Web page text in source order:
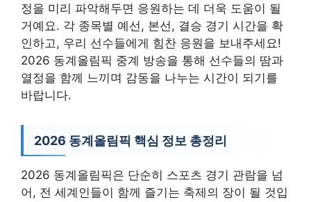
정을 미리 파악해두면 응원하는 데 더욱 도움이 될
거예요. 각 종목별 예선, 본선, 결승 경기 시간을 확
인하고, 우리 선수들에게 힘찬 응원을 보내주세요!
2026 동계올림픽 중계 방송을 통해 선수들의 땀과
열정을 함께 느끼며 감동을 나누는 시간이 되기를
바랍니다.
2026 동계올림픽 핵심 정보 총정리
2026 동계올림픽은 단순히 스포츠 경기 관람을 넘
어, 전 세계인들이 함께 즐기는 축제의 장이 될 것입